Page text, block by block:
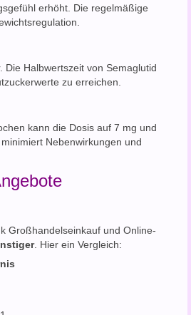
erhöht. Die regelmäßige
Halbwertszeit von Semaglutid
zu erreichen.
kann die Dosis auf 7 mg und
Nebenwirkungen und
Großhandelseinkauf und Online-
. Hier ein Vergleich: